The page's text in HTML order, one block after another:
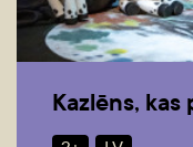
Kazlēns,